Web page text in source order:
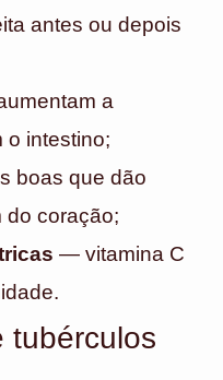
antes ou depois
a
o intestino;
boas que dão
do coração;
— vitamina C
tubérculos